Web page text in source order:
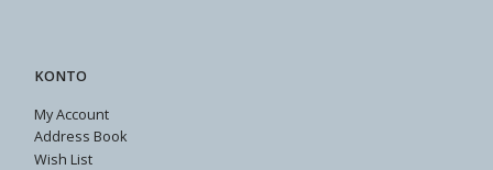
KONTO
My Account
Address Book
Wish List